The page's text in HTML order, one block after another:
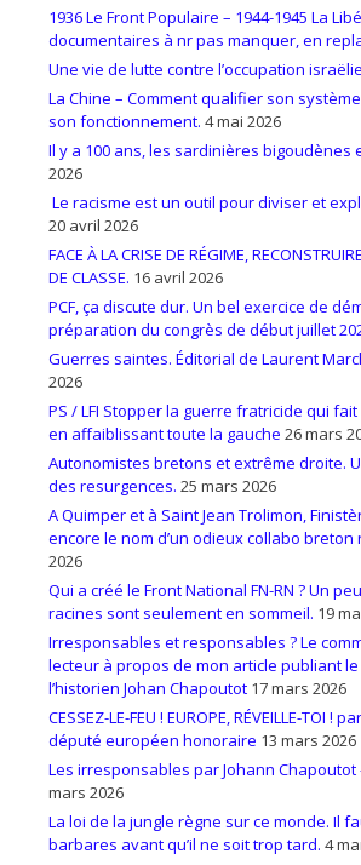
1936 Le Front Populaire – 1944-1945 La
documentaires à nr pas manquer, en
Une vie de lutte contre l’occupation
La Chine – Comment qualifier son
son fonctionnement. 4 mai 2026
Il y a 100 ans, les sardinières bigoudènes
2026
Le racisme est un outil pour diviser et
20 avril 2026
FACE À LA CRISE DE RÉGIME,
DE CLASSE. 16 avril 2026
PCF, ça discute dur. Un bel exercice de
préparation du congrès de début juillet
Guerres saintes. Éditorial de Laurent
2026
PS / LFI Stopper la guerre fratricide qui
en affaiblissant toute la gauche 26 mars
Autonomistes bretons et extrême droite.
des resurgences. 25 mars 2026
A Quimper et à Saint Jean Trolimon,
encore le nom d’un odieux collabo breton
2026
Qui a créé le Front National FN-RN ? Un
racines sont seulement en sommeil. 19
Irresponsables et responsables ? Le
lecteur à propos de mon article publiant
l’historien Johan Chapoutot 17 mars 2026
CESSEZ-LE-FEU ! EUROPE, RÉVEILLE-TOI !
député européen honoraire 13 mars 2026
Les irresponsables par Johann Chapoutot
mars 2026
La loi de la jungle règne sur ce monde. Il
barbares avant qu’il ne soit trop tard. 4